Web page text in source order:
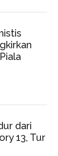
dari
13, Tur